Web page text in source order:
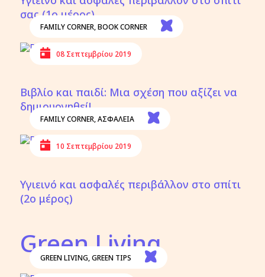
σας (1ο μέρος)
FAMILY CORNER,BOOK CORNER
08 Σεπτεμβρίου 2019
Βιβλίο και παιδί: Μια σχέση που αξίζει να
δημιουργηθεί!
FAMILY CORNER,ΑΣΦΑΛΕΙΑ
10 Σεπτεμβρίου 2019
Υγιεινό και ασφαλές περιβάλλον στο σπίτι
(2ο μέρος)
Green Living
GREEN LIVING,GREEN TIPS